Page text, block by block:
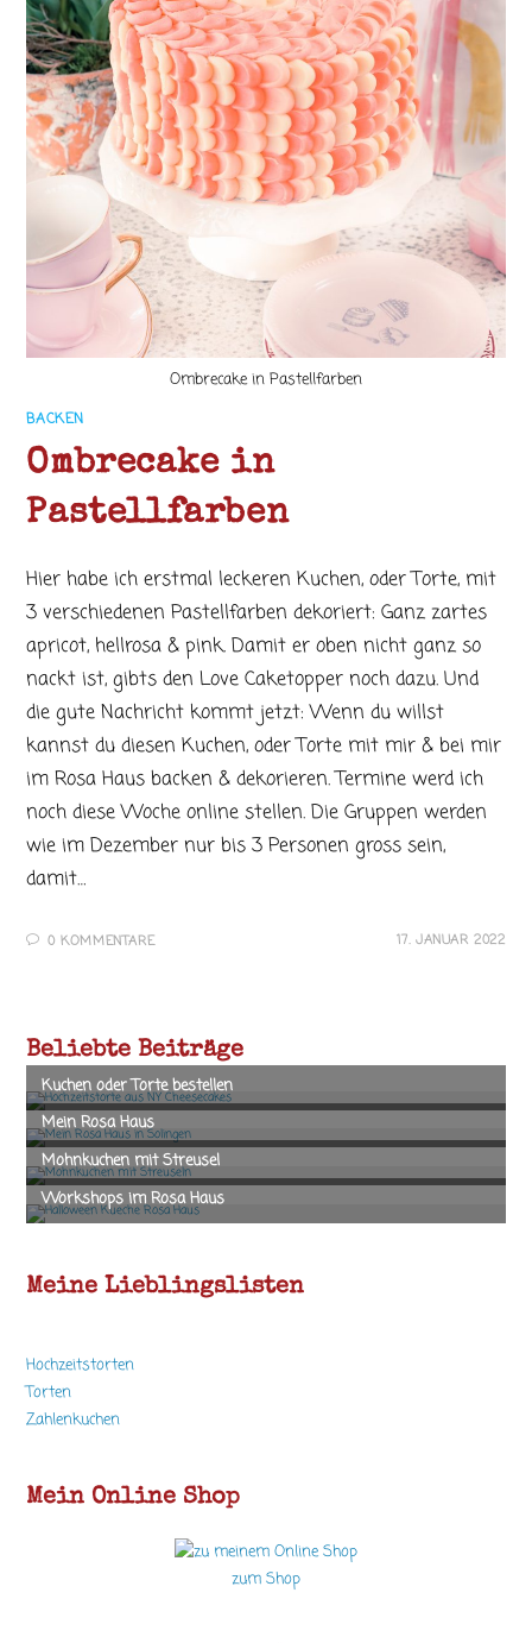
Ombrecake in Pastellfarben
BACKEN
Ombrecake in
Pastellfarben
Hier habe ich erstmal leckeren Kuchen, oder Torte, mit
3 verschiedenen Pastellfarben dekoriert: Ganz zartes
apricot, hellrosa & pink. Damit er oben nicht ganz so
nackt ist, gibts den Love Caketopper noch dazu. Und
die gute Nachricht kommt jetzt: Wenn du willst
kannst du diesen Kuchen, oder Torte mit mir & bei mir
im Rosa Haus backen & dekorieren. Termine werd ich
noch diese Woche online stellen. Die Gruppen werden
wie im Dezember nur bis 3 Personen gross sein,
damit…
0 KOMMENTARE 17. JANUAR 2022
Beliebte Beiträge
Meine Lieblingslisten
Hochzeitstorten
Torten
Zahlenkuchen
Mein Online Shop
zum Shop